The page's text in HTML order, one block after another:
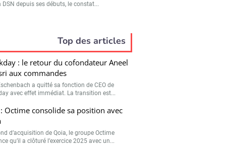
DSN depuis ses débuts, le constat...
Top des articles
: le retour du cofondateur Aneel
aux commandes
a quitté sa fonction de CEO de
avec effet immédiat. La transition est...
: Octime consolide sa position avec
d’acquisition de Qoia, le groupe Octime
qu’il a clôturé l’exercice 2025 avec un...